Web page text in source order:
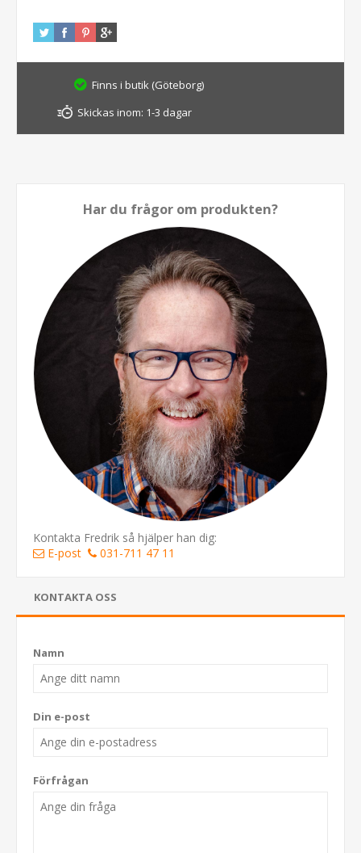
Finns i butik (Göteborg)
Skickas inom: 1-3 dagar
Har du frågor om produkten?
Kontakta Fredrik så hjälper han dig:
E-post
031-711 47 11
KONTAKTA OSS
Namn
Din e-post
Förfrågan